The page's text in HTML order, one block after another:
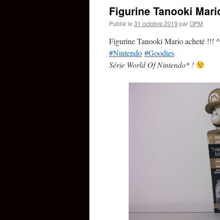
Figurine Tanooki
Publié le 31 octobre 2019 parOPM
Figurine Tanooki Mario acheté !!!
#Nintendo #Goodies
Série World Of Nintendo* !